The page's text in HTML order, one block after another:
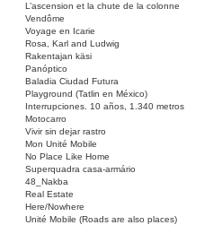
L’ascension et la chute de la colonne
Vendôme
Voyage en Icarie
Rosa, Karl and Ludwig
Rakentajan käsi
Panóptico
Baladia Ciudad Futura
Playground (Tatlin en México)
Interrupciones. 10 años, 1.340 metros
Motocarro
Vivir sin dejar rastro
Mon Unité Mobile
No Place Like Home
Superquadra casa-armário
48_Nakba
Real Estate
Here/Nowhere
Unité Mobile (Roads are also places)